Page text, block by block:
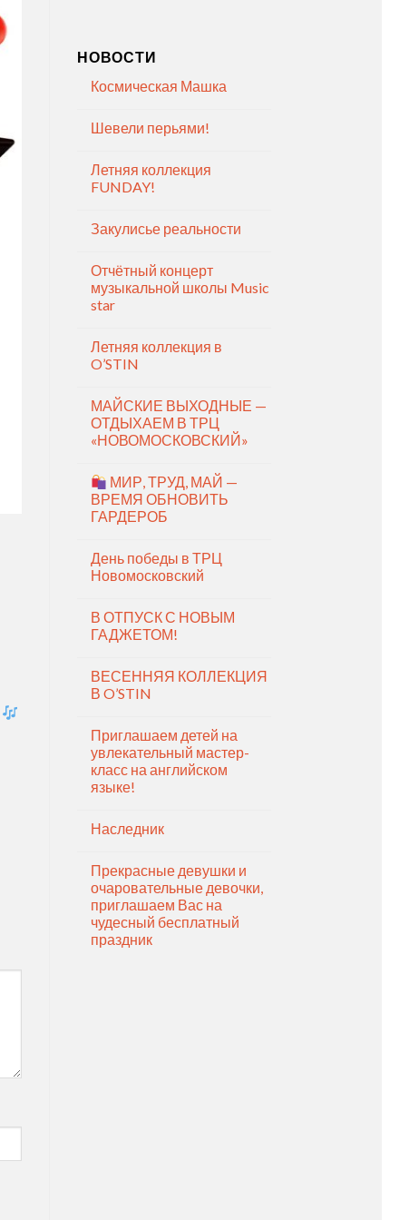
НОВОСТИ
Космическая Машка
Шевели перьями!
Летняя коллекция
FUNDAY!
Закулисье реальности
Отчётный концерт
музыкальной школы Music
star
Летняя коллекция в
O’STIN
МАЙСКИЕ ВЫХОДНЫЕ —
ОТДЫХАЕМ В ТРЦ
«НОВОМОСКОВСКИЙ»
МИР, ТРУД, МАЙ —
ВРЕМЯ ОБНОВИТЬ
ГАРДЕРОБ
День победы в ТРЦ
Новомосковский
В ОТПУСК С НОВЫМ
ГАДЖЕТОМ!
ВЕСЕННЯЯ КОЛЛЕКЦИЯ
В O’STIN
Приглашаем детей на
увлекательный мастер-
класс на английском
языке!
Наследник
Прекрасные девушки и
очаровательные девочки,
приглашаем Вас на
чудесный бесплатный
праздник